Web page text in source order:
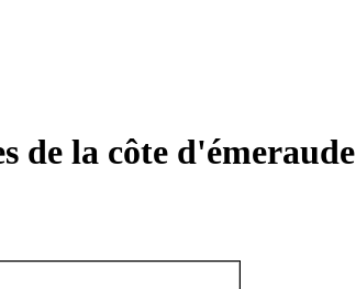
de la côte d'émeraude